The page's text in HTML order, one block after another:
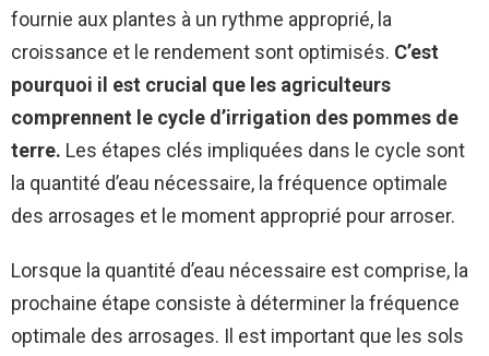
fournie aux plantes à un rythme approprié, la
croissance et le rendement sont optimisés. C’est
pourquoi il est crucial que les agriculteurs
comprennent le cycle d’irrigation des pommes de
terre. Les étapes clés impliquées dans le cycle sont
la quantité d’eau nécessaire, la fréquence optimale
des arrosages et le moment approprié pour arroser.
Lorsque la quantité d’eau nécessaire est comprise, la
prochaine étape consiste à déterminer la fréquence
optimale des arrosages. Il est important que les sols